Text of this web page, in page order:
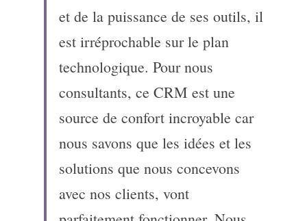
et de la puissance de ses outils, il
est irréprochable sur le plan
technologique. Pour nous
consultants, ce CRM est une
source de confort incroyable car
nous savons que les idées et les
solutions que nous concevons
avec nos clients, vont